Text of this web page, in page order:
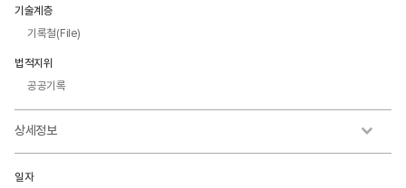
기술계층
기록철(File)
법적지위
공공기록
상세정보
일자